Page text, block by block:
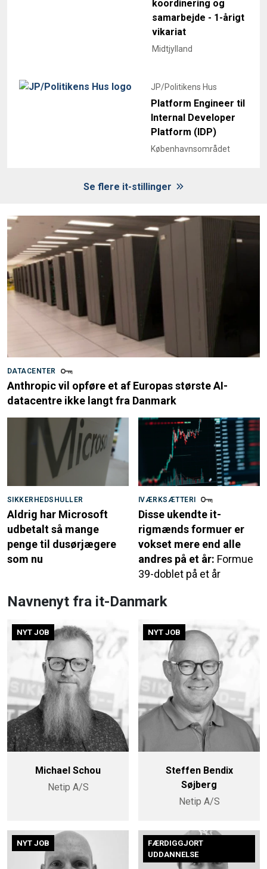
koordinering og
samarbejde - 1-årigt
vikariat
Midtjylland
JP/Politikens Hus
Platform Engineer til
Internal Developer
Platform (IDP)
Københavnsområdet
Se flere it-stillinger
DATACENTER
Anthropic vil opføre et af Europas største AI-
datacentre ikke langt fra Danmark
SIKKERHEDSHULLER
Aldrig har Microsoft
udbetalt så mange
penge til dusørjægere
som nu
IVÆRKSÆTTERI
Disse ukendte it-
rigmænds formuer er
vokset mere end alle
andres på et år: Formue
39-doblet på et år
Navnenyt fra it-Danmark
NYT JOB
Michael Schou
Netip A/S
NYT JOB
Steffen Bendix
Søjberg
Netip A/S
NYT JOB
FÆRDIGGJORT
UDDANNELSE